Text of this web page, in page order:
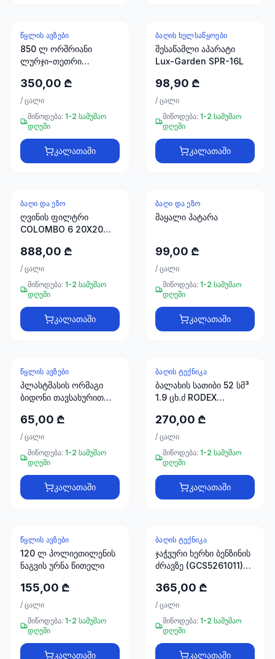
პროდუქტი
599
23
66
33
ᲬᲧᲚᲘᲡ ᲐᲕᲖᲔᲑᲘ
850 ლ ორშრიანი
ლურჯი-თეთრი
'საწნახელი' NOVA
350,00 ₾
/ ცალი
მიწოდება: 1-2 სამუშაო
დღეში
კალათაში
ᲑᲐᲦᲘᲡ ᲮᲔᲚᲡᲐᲬᲧᲝᲔᲑᲘ
შესაწამლი აპარატი
Lux-Garden SPR-16L
98,90 ₾
/ ცალი
მიწოდება: 1-2 სამუშაო
დღეში
კალათაში
ᲑᲐᲦᲘ ᲓᲐ ᲔᲖᲝ
ღვინის ფილტრი
СOLOMBO 6 20X20
888,00 ₾
/ ცალი
მიწოდება: 1-2 სამუშაო
დღეში
კალათაში
ᲑᲐᲦᲘ ᲓᲐ ᲔᲖᲝ
მაყალი პატარა
99,00 ₾
/ ცალი
მიწოდება: 1-2 სამუშაო
დღეში
კალათაში
ᲬᲧᲚᲘᲡ ᲐᲕᲖᲔᲑᲘ
პლასტმასის ორმაგი
ბიდონი თავსახურით
65,00 ₾
/ ცალი
მიწოდება: 1-2 სამუშაო
დღეში
კალათაში
ᲑᲐᲦᲘᲡ ᲢᲔᲥᲜᲘᲙᲐ
ბალახის სათიბი 52 სმ³
1.9 ცხ.ძ RODEX
270,00 ₾
/ ცალი
მიწოდება: 1-2 სამუშაო
დღეში
კალათაში
ᲬᲧᲚᲘᲡ ᲐᲕᲖᲔᲑᲘ
120 ლ პოლიეთილენის
ნაგვის ურნა წითელი
155,00 ₾
/ ცალი
მიწოდება: 1-2 სამუშაო
დღეში
კალათაში
ᲑᲐᲦᲘᲡ ᲢᲔᲥᲜᲘᲙᲐ
ჯაჭვური ხერხი ბენზინის
ძრავზე (GCS5261011)
365,00 ₾
/ ცალი
მიწოდება: 1-2 სამუშაო
დღეში
კალათაში